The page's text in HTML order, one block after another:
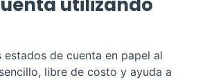
utilizando
de cuenta en papel al
libre de costo y ayuda a